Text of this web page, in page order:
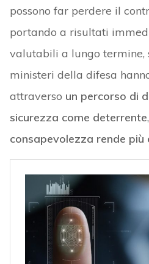
possono far perdere il
portando a risultati
valutabili a lungo
ministeri della difesa
attraverso un percorso di
sicurezza come deterrente
consapevolezza rende più